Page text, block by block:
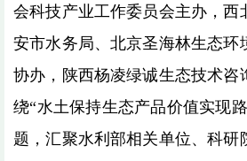
会科技产业工作委员会主办，西
安市水务局、北京圣海林生态环
协办，陕西杨凌绿诚生态技术咨
绕“水土保持生态产品价值实现
题，汇聚水利部相关单位、科研